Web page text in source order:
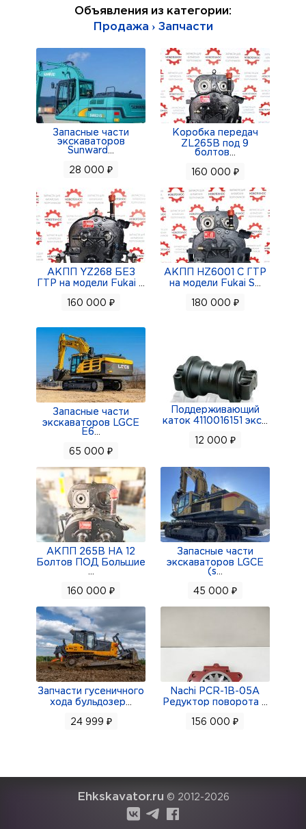
другую сторону, присоединяя или отсоединяя
Масса 500 кг. Гарантия 6 месяцев. Расчет с НДС.
Отправка в любой город по России.
По запросу направим коммерческое
предложение. Тел макс +79226721572,
+79221253202 изготовитель ООО
"Стройтехзапчасть" - ваш надёжный поставщик
Объявления из категории:
Продажа › Запчасти
Запасные части
экскаваторов
Sunward
28 000 ₽
Коробка передач
ZL265B под 9
болтов
160 000 ₽
АКПП YZ268 БЕЗ
ГТР на модели Fukai
160 000 ₽
АКПП HZ6001 С ГТР
на модели Fukai S
180 000 ₽
Запасные части
экскаваторов LGCE
E6
65 000 ₽
Поддерживающий
каток 4110016151 экс...
12 000 ₽
АКПП 265В НА 12
Болтов ПОД Большие
160 000 ₽
Запасные части
экскаваторов LGCE
(s
45 000 ₽
Запчасти гусеничного
хода бульдозер
24 999 ₽
Nachi PCR-1B-05A
Редуктор поворота
156 000 ₽
Ehkskavator.ru © 2012-2026